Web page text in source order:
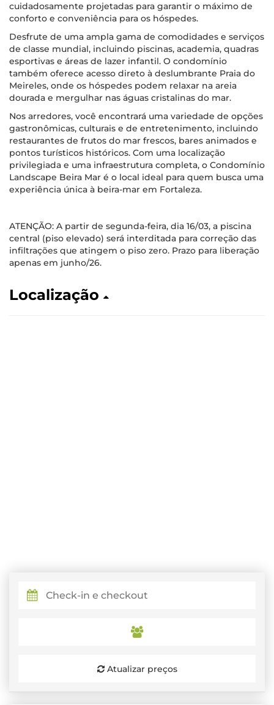
cuidadosamente projetadas para garantir o máximo de
conforto e conveniência para os hóspedes.
Desfrute de uma ampla gama de comodidades e serviços
de classe mundial, incluindo piscinas, academia, quadras
esportivas e áreas de lazer infantil. O condomínio
também oferece acesso direto à deslumbrante Praia do
Meireles, onde os hóspedes podem relaxar na areia
dourada e mergulhar nas águas cristalinas do mar.
Nos arredores, você encontrará uma variedade de opções
gastronômicas, culturais e de entretenimento, incluindo
restaurantes de frutos do mar frescos, bares animados e
pontos turísticos históricos. Com uma localização
privilegiada e uma infraestrutura completa, o Condomínio
Landscape Beira Mar é o local ideal para quem busca uma
experiência única à beira-mar em Fortaleza.
ATENÇÃO: A partir de segunda-feira, dia 16/03, a piscina
central (piso elevado) será interditada para correção das
infiltrações que atingem o piso zero. Prazo para liberação
apenas em junho/26.
Localização
Atualizar preços